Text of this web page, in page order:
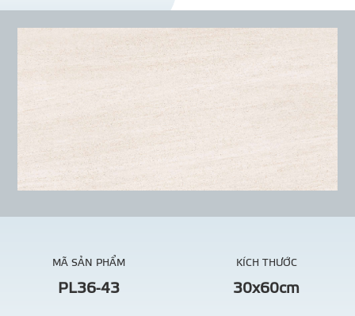
THƯ
TIN CHUYÊN MÔN
MÃ SẢN PHẨM
PL36-43
KÍCH THƯỚC
30x60cm